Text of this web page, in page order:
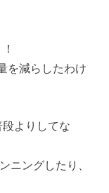
を減らしたわけ
よりしてな
ニングしたり、